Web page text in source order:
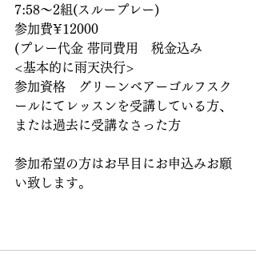
7:58〜2組(スループレー)
参加費¥12000
(プレー代金 帯同費用　税金込み
<基本的に雨天決行>
参加資格　グリーンベアーゴルフスク
ールにてレッスンを受講している方、
または過去に受講なさった方
参加希望の方はお早目にお申込みお願
い致します。